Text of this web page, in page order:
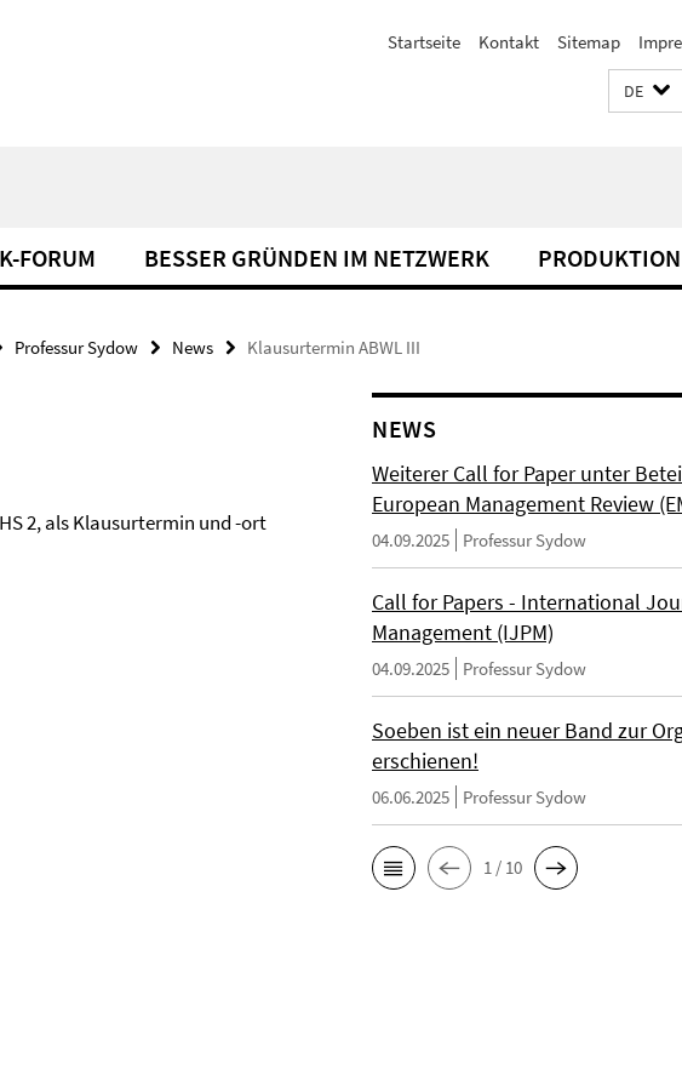
Startseite Kontakt Sitemap
DE
FORUM BESSER GRÜNDEN IM NETZWERK
Professur Sydow News Klausurtermin ABWL III
2, als Klausurtermin und -ort
NEWS
Weiterer Call for Paper unter
European Management Review
04.09.2025 Professur Sydow
Call for Papers - International
Management (IJPM)
04.09.2025 Professur Sydow
Soeben ist ein neuer Band zur
erschienen!
06.06.2025 Professur Sydow
1 / 10